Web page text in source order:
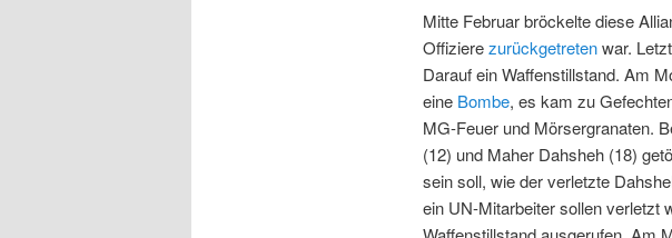
Mitte Februar bröckelte diese
Offizierezurückgetretenwar.
Darauf ein Waffenstillstand. Am
eine Bombe, es kam zu
MG-Feuer und Mörsergranaten.
(12) und Maher Dahsheh (18)
sein soll, wie der verletzte
ein UN-Mitarbeiter sollen verletzt